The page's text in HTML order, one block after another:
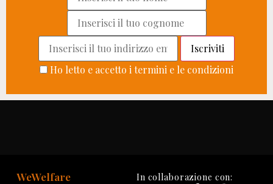
Ho letto e accetto i termini e le condizioni
WeWelfare In collaborazione con: